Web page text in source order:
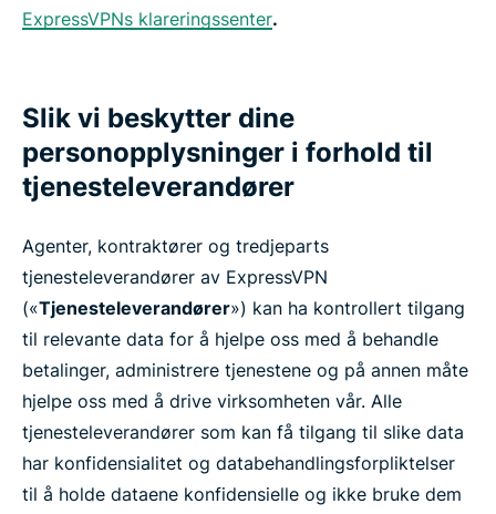
ExpressVPNs klareringssenter.
Slik vi beskytter dine
personopplysninger i forhold til
tjenesteleverandører
Agenter, kontraktører og tredjeparts
tjenesteleverandører av ExpressVPN
(«Tjenesteleverandører») kan ha kontrollert tilgang
til relevante data for å hjelpe oss med å behandle
betalinger, administrere tjenestene og på annen måte
hjelpe oss med å drive virksomheten vår. Alle
tjenesteleverandører som kan få tilgang til slike data
har konfidensialitet og databehandlingsforpliktelser
til å holde dataene konfidensielle og ikke bruke dem